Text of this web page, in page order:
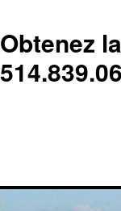
Obtenez